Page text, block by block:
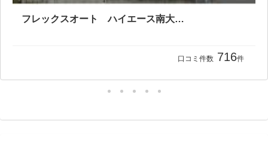
フレックスオート ハイエース南大阪店
口コミ件数 716件